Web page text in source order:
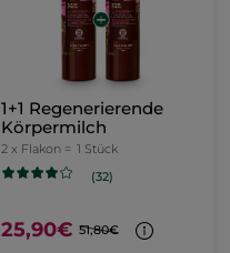
1+1 Regenerierende
Körpermilch
2 x Flakon = 1 Stück
(32)
25,90€ 51,80€